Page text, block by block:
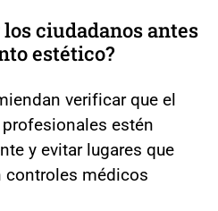
ciudadanos antes
estético?
verificar que el
estén
y evitar lugares que
controles médicos